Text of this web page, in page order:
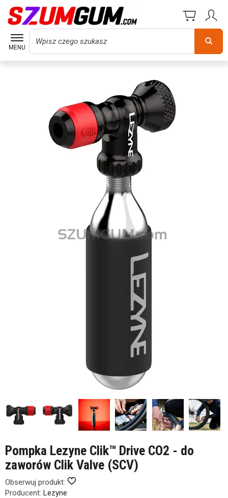
MENU
Wyszukaj
Pompka Lezyne Clik™ Drive CO2 - do
zaworów Clik Valve (SCV)
Obserwuj produkt:
Producent: Lezyne